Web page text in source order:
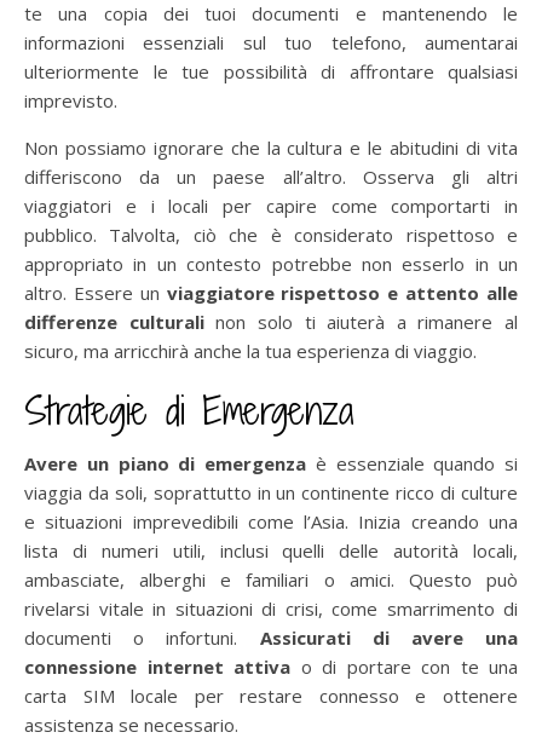
te una copia dei tuoi documenti e mantenendo le
informazioni essenziali sul tuo telefono, aumentarai
ulteriormente le tue possibilità di affrontare qualsiasi
imprevisto.
Non possiamo ignorare che la cultura e le abitudini di vita
differiscono da un paese all’altro. Osserva gli altri
viaggiatori e i locali per capire come comportarti in
pubblico. Talvolta, ciò che è considerato rispettoso e
appropriato in un contesto potrebbe non esserlo in un
altro. Essere un viaggiatore rispettoso e attento alle
differenze culturalinon solo ti aiuterà a rimanere al
sicuro, ma arricchirà anche la tua esperienza di viaggio.
Strategie di Emergenza
Avere un piano di emergenza è essenziale quando si
viaggia da soli, soprattutto in un continente ricco di culture
e situazioni imprevedibili come l’Asia. Inizia creando una
lista di numeri utili, inclusi quelli delle autorità locali,
ambasciate, alberghi e familiari o amici. Questo può
rivelarsi vitale in situazioni di crisi, come smarrimento di
documenti o infortuni. Assicurati di avere una
connessione internet attiva o di portare con te una
carta SIM locale per restare connesso e ottenere
assistenza se necessario.